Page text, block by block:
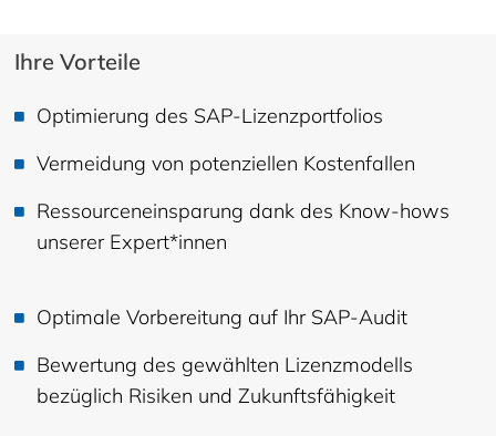
Ihre Vorteile
Optimierung des SAP-Lizenzportfolios
Vermeidung von potenziellen Kostenfallen
Ressourceneinsparung dank des Know-hows
unserer Expert*innen
Optimale Vorbereitung auf Ihr SAP-Audit
Bewertung des gewählten Lizenzmodells
bezüglich Risiken und Zukunftsfähigkeit